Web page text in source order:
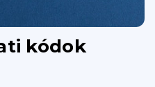
kódok